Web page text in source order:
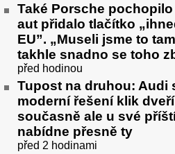
Také Porsche
aut přidalo tlačítko
EU”. „Museli jsme to
takhle snadno se toho
před hodinou
Tupost na druhou: Audi
moderní řešení klik
současně ale u své
nabídne přesně ty
před 2 hodinami